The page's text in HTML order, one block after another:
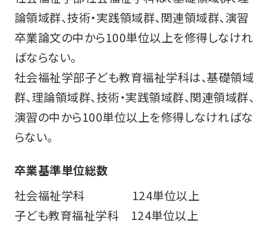
論領域群、技術・実践領域群、関連領域群、演習
卒業論文の中から100単位以上を修得しなけれ
ばならない。
社会福祉学部子ども教育福祉学科は、基礎領域
群、理論領域群、技術・実践領域群、関連領域群、
演習の中から100単位以上を修得しなければな
らない。
卒業基準単位総数
社会福祉学科 124単位以上
子ども教育福祉学科 124単位以上